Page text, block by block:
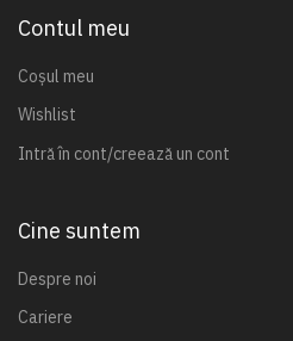
Contul meu
Coșul meu
Wishlist
Intră în cont/creează un cont
Cine suntem
Despre noi
Cariere